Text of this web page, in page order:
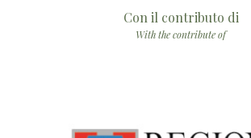
Con il contributo di
With the contribute of